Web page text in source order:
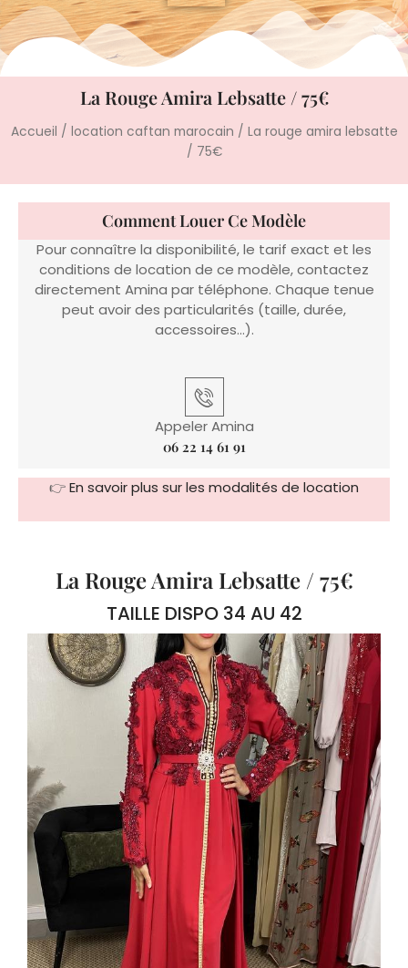
La Rouge Amira Lebsatte / 75€
location caftan marocain/ La rouge amira lebsatte
Comment Louer Ce Modèle
Pour connaître la disponibilité, le tarif exact et les
conditions de location de ce modèle, contactez
directement Amina par téléphone. Chaque tenue
peut avoir des particularités (taille, durée,
accessoires…).
Appeler Amina
06 22 14 61 91
En savoir plus sur les modalités de location
TAILLE DISPO 34 AU 42